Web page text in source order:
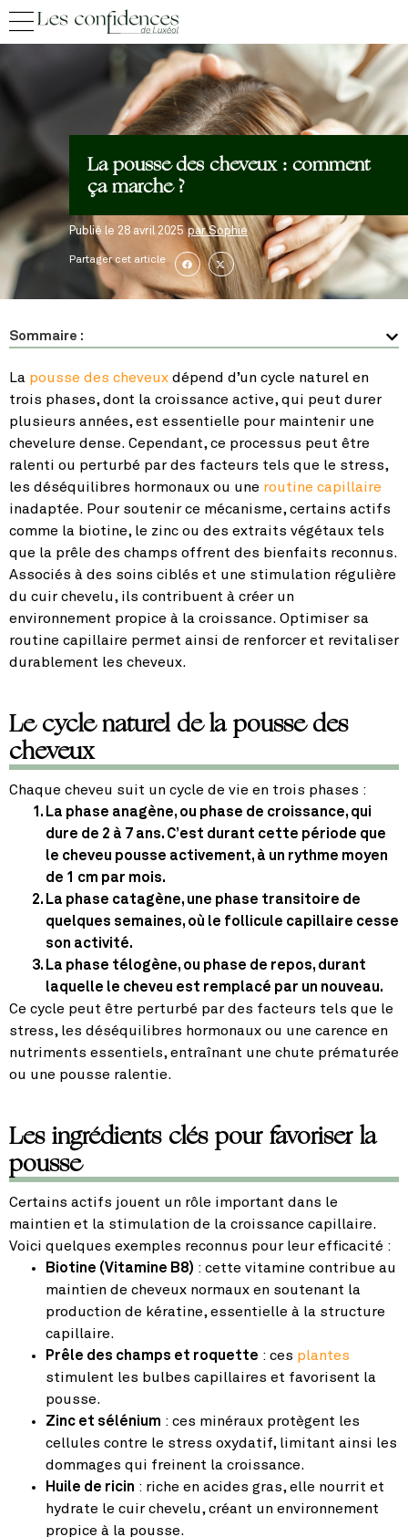
La pousse des cheveux : comment
ça marche ?
Publié le 28 avril 2025 parSophie
Partager cet article
Sommaire :
La pousse des cheveux dépend d’un cycle naturel en
trois phases, dont la croissance active, qui peut durer
plusieurs années, est essentielle pour maintenir une
chevelure dense. Cependant, ce processus peut être
ralenti ou perturbé par des facteurs tels que le stress,
les déséquilibres hormonaux ou une routine capillaire
inadaptée. Pour soutenir ce mécanisme, certains actifs
comme la biotine, le zinc ou des extraits végétaux tels
que la prêle des champs offrent des bienfaits reconnus.
Associés à des soins ciblés et une stimulation régulière
du cuir chevelu, ils contribuent à créer un
environnement propice à la croissance. Optimiser sa
routine capillaire permet ainsi de renforcer et revitaliser
durablement les cheveux.
Le cycle naturel de la pousse des
cheveux
Chaque cheveu suit un cycle de vie en trois phases :
La phase anagène, ou phase de croissance, qui
dure de 2 à 7 ans. C’est durant cette période que
le cheveu pousse activement, à un rythme moyen
de 1 cm par mois.
La phase catagène, une phase transitoire de
quelques semaines, où le follicule capillaire cesse
son activité.
La phase télogène, ou phase de repos, durant
laquelle le cheveu est remplacé par un nouveau.
Ce cycle peut être perturbé par des facteurs tels que le
stress, les déséquilibres hormonaux ou une carence en
nutriments essentiels, entraînant une chute prématurée
ou une pousse ralentie.
Les ingrédients clés pour favoriser la
pousse
Certains actifs jouent un rôle important dans le
maintien et la stimulation de la croissance capillaire.
Voici quelques exemples reconnus pour leur efficacité :
Biotine (Vitamine B8) : cette vitamine contribue au
maintien de cheveux normaux en soutenant la
production de kératine, essentielle à la structure
capillaire.
Prêle des champs et roquette : ces plantes
stimulent les bulbes capillaires et favorisent la
pousse.
Zinc et sélénium : ces minéraux protègent les
cellules contre le stress oxydatif, limitant ainsi les
dommages qui freinent la croissance.
Huile de ricin : riche en acides gras, elle nourrit et
hydrate le cuir chevelu, créant un environnement
propice à la pousse.